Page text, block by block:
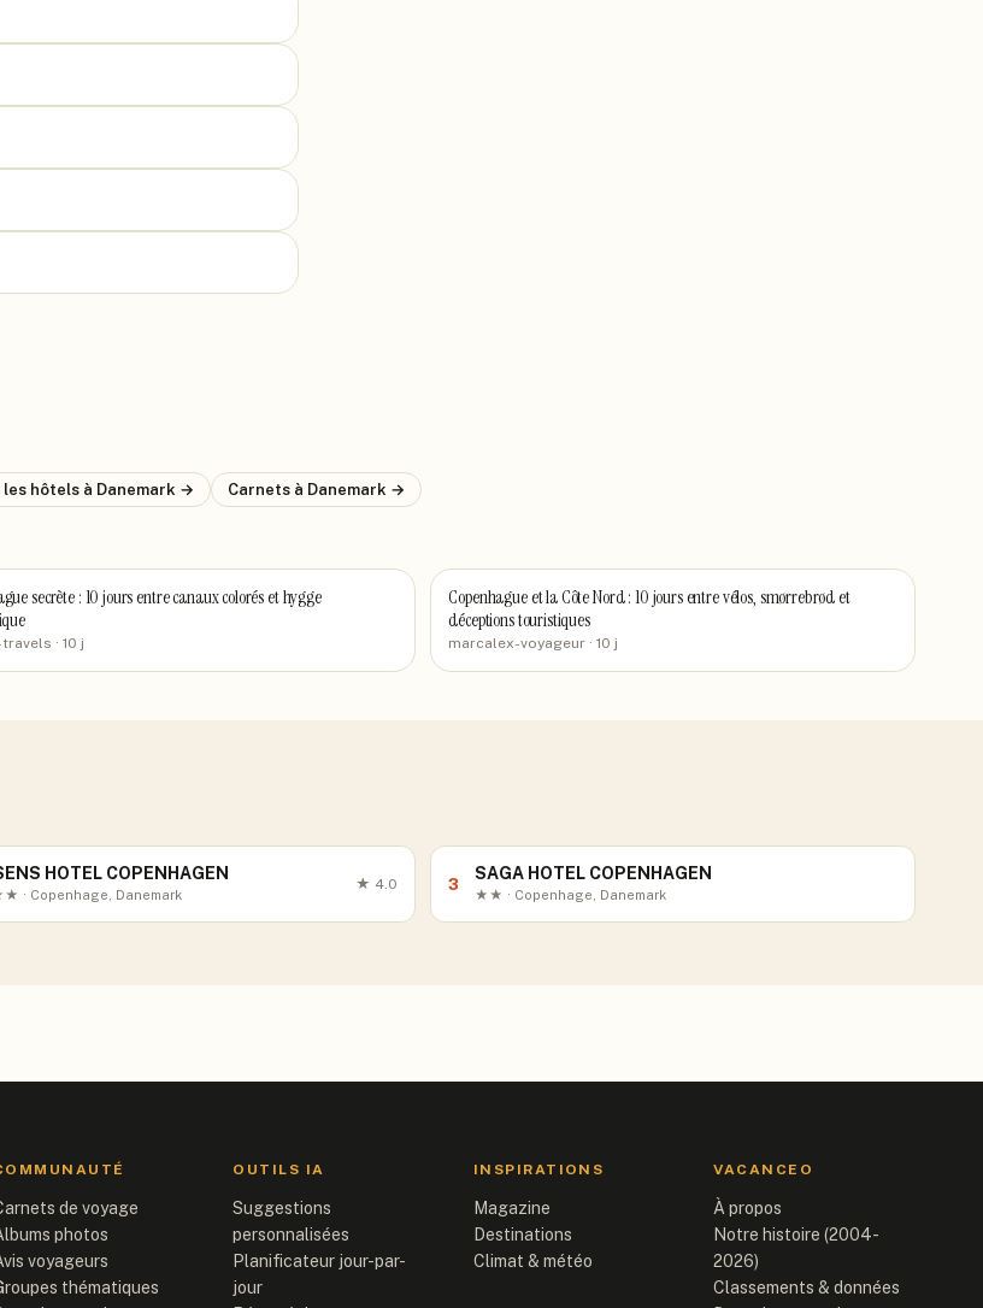
les hôtels à Danemark → Carnets à Danemark →
secrète : 10 jours entre canaux colorés et hygge
travels · 10 j
Copenhague et la Côte Nord : 10 jours entre vélos, smørrebrød et
déceptions touristiques
marcalex-voyageur · 10 j
HOTEL COPENHAGEN
· Copenhage, Danemark
★ 4.0 3
SAGA HOTEL COPENHAGEN
★★ · Copenhage, Danemark
de voyage
photos
voyageurs
thématiques
OUTILS IA
Suggestions
personnalisées
Planificateur jour-par-
jour
INSPIRATIONS
Magazine
Destinations
Climat & météo
VACANCEO
À propos
Notre histoire (2004-
2026)
Classements & données